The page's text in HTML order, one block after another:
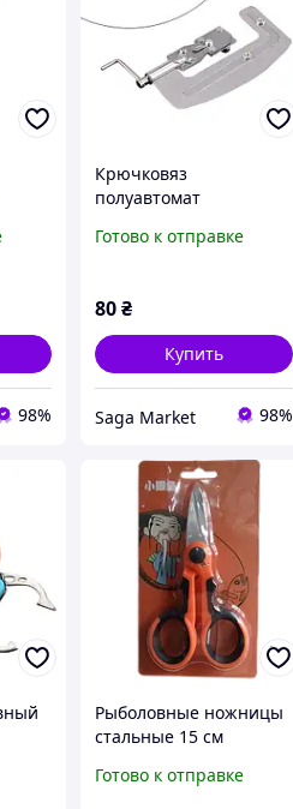
98%
Крючковяз
полуавтомат
для вязания крючков к
Готово к отправке
80₴
Купить
Saga Market 98%
Рыболовные ножницы
стальные 15 см
Готово к отправке